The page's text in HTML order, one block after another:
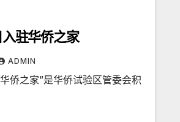
驻华侨之家
ADMIN
侨之家”是华侨试验区管委会积